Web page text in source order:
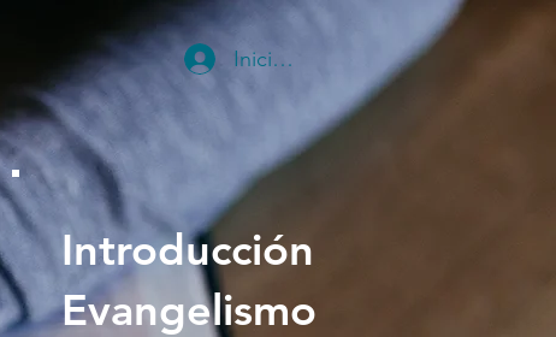
Iniciar sesión
Introducción
Evangelismo